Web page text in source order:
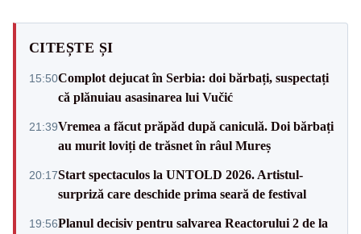
CITEȘTE ȘI
15:50Complot dejucat în Serbia: doi bărbați, suspectați
că plănuiau asasinarea lui Vučić
21:39Vremea a făcut prăpăd după caniculă. Doi bărbați
au murit loviți de trăsnet în râul Mureș
20:17Start spectaculos la UNTOLD 2026. Artistul-
surpriză care deschide prima seară de festival
19:56Planul decisiv pentru salvarea Reactorului 2 de la